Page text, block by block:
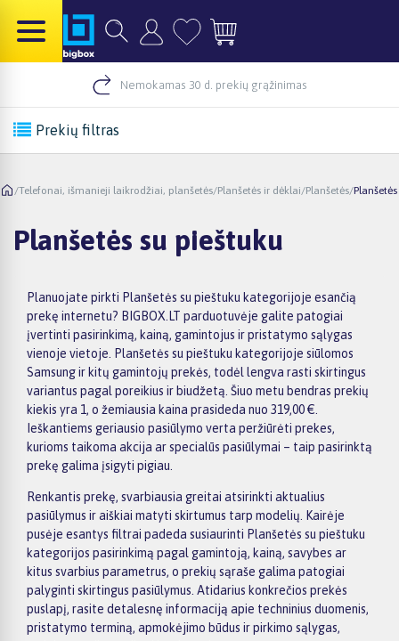
Nemokamas 30 d. prekių grąžinimas
Prekių filtras
/Telefonai, išmanieji laikrodžiai, planšetės/Planšetės ir dėklai/Planšetės/
Planšetės su pieštuku
Planuojate pirkti Planšetės su pieštuku kategorijoje esančią
prekę internetu? BIGBOX.LT parduotuvėje galite patogiai
įvertinti pasirinkimą, kainą, gamintojus ir pristatymo sąlygas
vienoje vietoje. Planšetės su pieštuku kategorijoje siūlomos
Samsung ir kitų gamintojų prekės, todėl lengva rasti skirtingus
variantus pagal poreikius ir biudžetą. Šiuo metu bendras prekių
kiekis yra 1, o žemiausia kaina prasideda nuo 319,00 €.
Ieškantiems geriausio pasiūlymo verta peržiūrėti prekes,
kurioms taikoma akcija ar specialūs pasiūlymai – taip pasirinktą
prekę galima įsigyti pigiau.
Renkantis prekę, svarbiausia greitai atsirinkti aktualius
pasiūlymus ir aiškiai matyti skirtumus tarp modelių. Kairėje
pusėje esantys filtrai padeda susiaurinti Planšetės su pieštuku
kategorijos pasirinkimą pagal gamintoją, kainą, savybes ar
kitus svarbius parametrus, o prekių sąraše galima patogiai
palyginti skirtingus pasiūlymus. Atidarius konkrečios prekės
puslapį, rasite detalesnę informaciją apie techninius duomenis,
pristatymo terminą, apmokėjimo būdus ir pirkimo sąlygas,